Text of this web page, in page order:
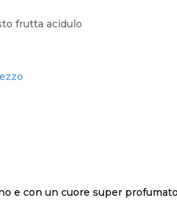
frutta acidulo
e con un cuore super